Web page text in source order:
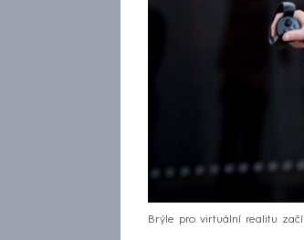
Brýle pro virtuální realitu